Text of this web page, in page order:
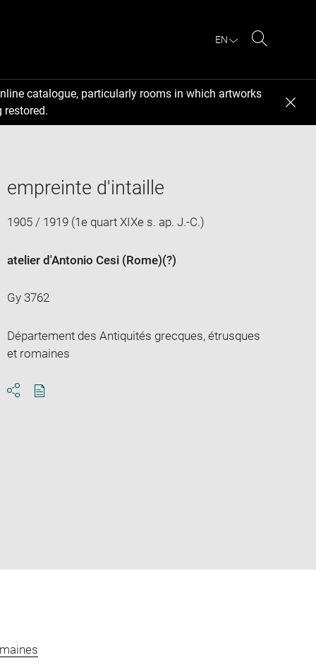
EN
catalogue, particularly rooms in which artworks
restored.
empreinte d'intaille
1905 / 1919 (1e quart XIXe s. ap. J.-C.)
atelier d'Antonio Cesi (Rome)(?)
Gy 3762
Département des Antiquités grecques, étrusques
et romaines